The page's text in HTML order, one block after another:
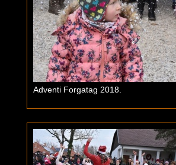
Adventi Forgatag 2018.